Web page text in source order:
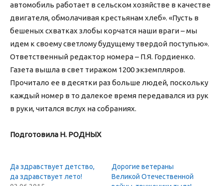
автомобиль работает в сельском хозяйстве в качестве
двигателя, обмолачивая крестьянам хлеб». «Пусть в
бешеных схватках злобы корчатся наши враги – мы
идем к своему светлому будущему твердой поступью».
Ответственный редактор номера – П.Я. Гордиенко.
Газета вышла в свет тиражом 1200 экземпляров.
Прочитало ее в десятки раз больше людей, поскольку
каждый номер в то далекое время передавался из рук
в руки, читался вслух на собраниях.
Подготовила Н. РОДНЫХ
Да здравствует детство,
да здравствует лето!
Дорогие ветераны
Великой Отечественной